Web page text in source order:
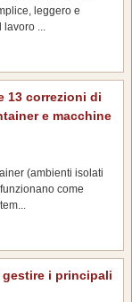
leggero e
lavoro ...
13 correzioni di
e macchine
(ambienti isolati
come
gestire i principali